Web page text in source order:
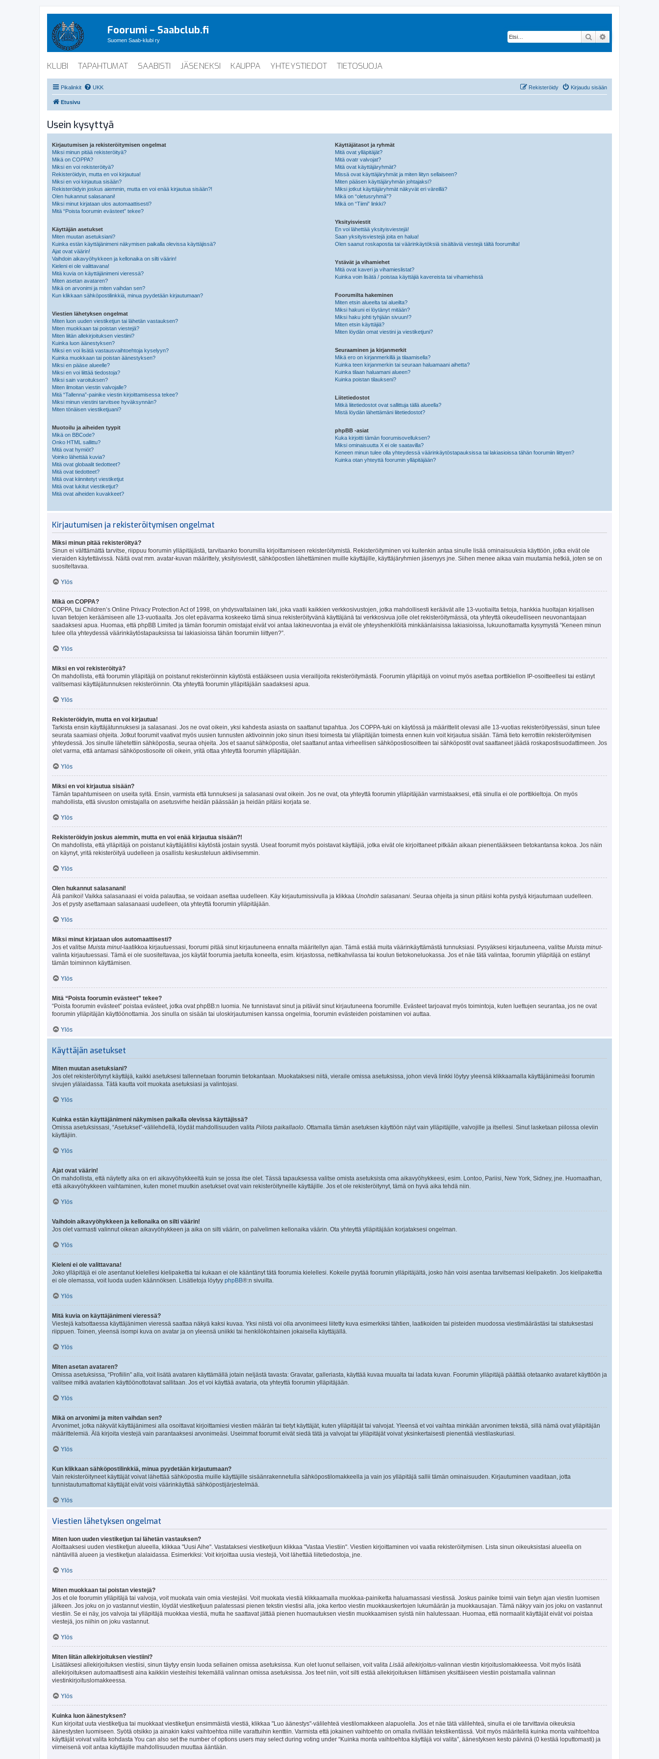
Foorumi – Saabclub.fi
Suomen Saab-klubi ry Etsi
KLUBI TAPAHTUMAT SAABISTI JÄSENEKSI KAUPPA YHTEYSTIEDOT TIETOSUOJA
Pikalinkit UKK Kirjaudu sisään
Rekisteröidy
Etusivu
Usein kysyttyä
Kirjautumisen ja rekisteröitymisen ongelmat
Miksi minun pitää rekisteröityä?
Mikä on COPPA?
Miksi en voi rekisteröityä?
Rekisteröidyin, mutta en voi kirjautua!
Miksi en voi kirjautua sisään?
Rekisteröidyin joskus aiemmin, mutta en voi enää kirjautua sisään?!
Olen hukannut salasanani!
Miksi minut kirjataan ulos automaattisesti?
Mitä “Poista foorumin evästeet” tekee?
Käyttäjän asetukset
Miten muutan asetuksiani?
Kuinka estän käyttäjänimeni näkymisen paikalla olevissa käyttäjissä?
Ajat ovat väärin!
Vaihdoin aikavyöhykkeen ja kellonaika on silti väärin!
Kieleni ei ole valittavana!
Mitä kuvia on käyttäjänimeni vieressä?
Miten asetan avataren?
Mikä on arvonimi ja miten vaihdan sen?
Kun klikkaan sähköpostilinkkiä, minua pyydetään kirjautumaan?
Viestien lähetyksen ongelmat
Miten luon uuden viestiketjun tai lähetän vastauksen?
Miten muokkaan tai poistan viestejä?
Miten liitän allekirjoituksen viestiini?
Kuinka luon äänestyksen?
Miksi en voi lisätä vastausvaihtoehtoja kyselyyn?
Kuinka muokkaan tai poistan äänestyksen?
Miksi en pääse alueelle?
Miksi en voi liittää tiedostoja?
Miksi sain varoituksen?
Miten ilmoitan viestin valvojalle?
Mitä “Tallenna”-painike viestin kirjoittamisessa tekee?
Miksi minun viestini tarvitsee hyväksynnän?
Miten tönäisen viestiketjuani?
Muotoilu ja aiheiden tyypit
Mikä on BBCode?
Onko HTML sallittu?
Mitä ovat hymiöt?
Voinko lähettää kuvia?
Mitä ovat globaalit tiedotteet?
Mitä ovat tiedotteet?
Mitä ovat kiinnitetyt viestiketjut
Mitä ovat lukitut viestiketjut?
Mitä ovat aiheiden kuvakkeet?
Käyttäjätasot ja ryhmät
Mitä ovat ylläpitäjät?
Mitä ovatr valvojat?
Mitä ovat käyttäjäryhmät?
Missä ovat käyttäjäryhmät ja miten liityn sellaiseen?
Miten pääsen käyttäjäryhmän johtajaksi?
Miksi jotkut käyttäjäryhmät näkyvät eri väreillä?
Mikä on “oletusryhmä”?
Mikä on “Tiimi” linkki?
Yksityisviestit
En voi lähettää yksityisviestejä!
Saan yksityisviestejä joita en halua!
Olen saanut roskapostia tai väärinkäytöksiä sisältäviä viestejä tältä foorumilta!
Ystävät ja vihamiehet
Mitä ovat kaveri ja vihamieslistat?
Kuinka voin lisätä / poistaa käyttäjiä kavereista tai vihamiehistä
Foorumilta hakeminen
Miten etsin alueelta tai alueilta?
Miksi hakuni ei löytänyt mitään?
Miksi haku johti tyhjään sivuun!?
Miten etsin käyttäjiä?
Miten löydän omat viestini ja viestiketjuni?
Seuraaminen ja kirjanmerkit
Mikä ero on kirjanmerkillä ja tilaamisella?
Kuinka teen kirjanmerkin tai seuraan haluamaani aihetta?
Kuinka tilaan haluamani alueen?
Kuinka poistan tilaukseni?
Liitetiedostot
Mitkä liitetiedostot ovat sallittuja tällä alueella?
Mistä löydän lähettämäni liitetiedostot?
phpBB -asiat
Kuka kirjoitti tämän foorumisovelluksen?
Miksi ominaisuutta X ei ole saatavilla?
Keneen minun tulee olla yhteydessä väärinkäytöstapauksissa tai lakiasioissa tähän foorumiin liittyen?
Kuinka otan yhteyttä foorumin ylläpitäjään?
Kirjautumisen ja rekisteröitymisen ongelmat
Miksi minun pitää rekisteröityä?
Sinun ei välttämättä tarvitse, riippuu foorumin ylläpitäjästä, tarvitaanko foorumilla kirjoittamiseen rekisteröitymistä. Rekisteröityminen voi kuitenkin antaa sinulle lisää ominaisuuksia käyttöön, jotka eivät ole
vieraiden käytettävissä. Näitä ovat mm. avatar-kuvan määrittely, yksityisviestit, sähköpostien lähettäminen muille käyttäjille, käyttäjäryhmien jäsenyys jne. Siihen menee aikaa vain muutamia hetkiä, joten se on
suositeltavaa.
Ylös
Mikä on COPPA?
COPPA, tai Children’s Online Privacy Protection Act of 1998, on yhdysvaltalainen laki, joka vaatii kaikkien verkkosivustojen, jotka mahdollisesti keräävät alle 13-vuotiailta tietoja, hankkia huoltajan kirjallisen
luvan tietojen keräämiseen alle 13-vuotiaalta. Jos olet epävarma koskeeko tämä sinua rekisteröityvänä käyttäjänä tai verkkosivua jolle olet rekisteröitymässä, ota yhteyttä oikeudelliseen neuvonantajaan
saadaksesi apua. Huomaa, että phpBB Limited ja tämän foorumin omistajat eivät voi antaa lakineuvontaa ja eivät ole yhteyshenkilöitä minkäänlaisissa lakiasioissa, lukuunottamatta kysymystä “Keneen minun
tulee olla yhteydessä väärinkäytöstapauksissa tai lakiasioissa tähän foorumiin liittyen?”.
Ylös
Miksi en voi rekisteröityä?
On mahdollista, että foorumin ylläpitäjä on poistanut rekisteröinnin käytöstä estääkseen uusia vierailijoita rekisteröitymästä. Foorumin ylläpitäjä on voinut myös asettaa porttikiellon IP-osoitteellesi tai estänyt
valitsemasi käyttäjätunnuksen rekisteröinnin. Ota yhteyttä foorumin ylläpitäjään saadaksesi apua.
Ylös
Rekisteröidyin, mutta en voi kirjautua!
Tarkista ensin käyttäjätunnuksesi ja salasanasi. Jos ne ovat oikein, yksi kahdesta asiasta on saattanut tapahtua. Jos COPPA-tuki on käytössä ja määrittelit olevasi alle 13-vuotias rekisteröityessäsi, sinun tulee
seurata saamiasi ohjeita. Jotkut foorumit vaativat myös uusien tunnusten aktivoinnin joko sinun itsesi toimesta tai ylläpitäjän toimesta ennen kuin voit kirjautua sisään. Tämä tieto kerrottiin rekisteröitymisen
yhteydessä. Jos sinulle lähetettiin sähköpostia, seuraa ohjeita. Jos et saanut sähköpostia, olet saattanut antaa virheellisen sähköpostiosoitteen tai sähköpostit ovat saattaneet jäädä roskapostisuodattimeen. Jos
olet varma, että antamasi sähköpostiosoite oli oikein, yritä ottaa yhteyttä foorumin ylläpitäjään.
Ylös
Miksi en voi kirjautua sisään?
Tämän tapahtumiseen on useita syitä. Ensin, varmista että tunnuksesi ja salasanasi ovat oikein. Jos ne ovat, ota yhteyttä foorumin ylläpitäjään varmistaaksesi, että sinulla ei ole porttikieltoja. On myös
mahdollista, että sivuston omistajalla on asetusvirhe heidän päässään ja heidän pitäisi korjata se.
Ylös
Rekisteröidyin joskus aiemmin, mutta en voi enää kirjautua sisään?!
On mahdollista, että ylläpitäjä on poistanut käyttäjätilisi käytöstä jostain syystä. Useat foorumit myös poistavat käyttäjiä, jotka eivät ole kirjoittaneet pitkään aikaan pienentääkseen tietokantansa kokoa. Jos näin
on käynyt, yritä rekisteröityä uudelleen ja osallistu keskusteluun aktiivisemmin.
Ylös
Olen hukannut salasanani!
Älä panikoi! Vaikka salasanaasi ei voida palauttaa, se voidaan asettaa uudelleen. Käy kirjautumissivulla ja klikkaa Unohdin salasanani . Seuraa ohjeita ja sinun pitäisi kohta pystyä kirjautumaan uudelleen.
Jos et pysty asettamaan salasanaasi uudelleen, ota yhteyttä foorumin ylläpitäjään.
Ylös
Miksi minut kirjataan ulos automaattisesti?
Jos et valitse Muista minut-laatikkoa kirjautuessasi, foorumi pitää sinut kirjautuneena ennalta määritellyn ajan. Tämä estää muita väärinkäyttämästä tunnuksiasi. Pysyäksesi kirjautuneena, valitse Muista minut-
valinta kirjautuessasi. Tämä ei ole suositeltavaa, jos käytät foorumia jaetulta koneelta, esim. kirjastossa, nettikahvilassa tai koulun tietokoneluokassa. Jos et näe tätä valintaa, foorumin ylläpitäjä on estänyt
tämän toiminnon käyttämisen.
Ylös
Mitä “Poista foorumin evästeet” tekee?
“Poista foorumin evästeet” poistaa evästeet, jotka ovat phpBB:n luomia. Ne tunnistavat sinut ja pitävät sinut kirjautuneena foorumille. Evästeet tarjoavat myös toimintoja, kuten luettujen seurantaa, jos ne ovat
foorumin ylläpitäjän käyttöönottamia. Jos sinulla on sisään tai uloskirjautumisen kanssa ongelmia, foorumin evästeiden poistaminen voi auttaa.
Ylös
Käyttäjän asetukset
Miten muutan asetuksiani?
Jos olet rekisteröitynyt käyttäjä, kaikki asetuksesi tallennetaan foorumin tietokantaan. Muokataksesi niitä, vieraile omissa asetuksissa, johon vievä linkki löytyy yleensä klikkaamalla käyttäjänimeäsi foorumin
sivujen ylälaidassa. Tätä kautta voit muokata asetuksiasi ja valintojasi.
Ylös
Kuinka estän käyttäjänimeni näkymisen paikalla olevissa käyttäjissä?
Omissa asetuksissasi, “Asetukset”-välilehdellä, löydät mahdollisuuden valita Piilota paikallaolo . Ottamalla tämän asetuksen käyttöön näyt vain ylläpitäjille, valvojille ja itsellesi. Sinut lasketaan piilossa oleviin
käyttäjiin.
Ylös
Ajat ovat väärin!
On mahdollista, että näytetty aika on eri aikavyöhykkeeltä kuin se jossa itse olet. Tässä tapauksessa valitse omista asetuksista oma aikavyöhykkeesi, esim. Lontoo, Pariisi, New York, Sidney, jne. Huomaathan,
että aikavyöhykkeen vaihtaminen, kuten monet muutkin asetukset ovat vain rekisteröityneille käyttäjille. Jos et ole rekisteröitynyt, tämä on hyvä aika tehdä niin.
Ylös
Vaihdoin aikavyöhykkeen ja kellonaika on silti väärin!
Jos olet varmasti valinnut oikean aikavyöhykkeen ja aika on silti väärin, on palvelimen kellonaika väärin. Ota yhteyttä ylläpitäjään korjataksesi ongelman.
Ylös
Kieleni ei ole valittavana!
Joko ylläpitäjä ei ole asentanut kielellesi kielipakettia tai kukaan ei ole kääntänyt tätä foorumia kielellesi. Kokeile pyytää foorumin ylläpitäjältä, josko hän voisi asentaa tarvitsemasi kielipaketin. Jos kielipakettia
ei ole olemassa, voit luoda uuden käännöksen. Lisätietoja löytyy phpBB®:n sivuilta.
Ylös
Mitä kuvia on käyttäjänimeni vieressä?
Viestejä katsottaessa käyttäjänimen vieressä saattaa näkyä kaksi kuvaa. Yksi niistä voi olla arvonimeesi liitetty kuva esimerkiksi tähtien, laatikoiden tai pisteiden muodossa viestimäärästäsi tai statuksestasi
riippuen. Toinen, yleensä isompi kuva on avatar ja on yleensä uniikki tai henkilökohtainen jokaisella käyttäjällä.
Ylös
Miten asetan avataren?
Omissa asetuksissa, “Profiilin” alla, voit lisätä avataren käyttämällä jotain neljästä tavasta: Gravatar, galleriasta, käyttää kuvaa muualta tai ladata kuvan. Foorumin ylläpitäjä päättää otetaanko avataret käyttöön ja
valitsee mitkä avatarien käyttöönottotavat sallitaan. Jos et voi käyttää avataria, ota yhteyttä foorumin ylläpitäjään.
Ylös
Mikä on arvonimi ja miten vaihdan sen?
Arvonimet, jotka näkyvät käyttäjänimesi alla osoittavat kirjoittamiesi viestien määrän tai tietyt käyttäjät, kuten ylläpitäjät tai valvojat. Yleensä et voi vaihtaa minkään arvonimen tekstiä, sillä nämä ovat ylläpitäjän
määrittelemiä. Älä kirjoita viestejä vain parantaaksesi arvonimeäsi. Useimmat foorumit eivät siedä tätä ja valvojat tai ylläpitäjät voivat yksinkertaisesti pienentää viestilaskuriasi.
Ylös
Kun klikkaan sähköpostilinkkiä, minua pyydetään kirjautumaan?
Vain rekisteröityneet käyttäjät voivat lähettää sähköpostia muille käyttäjille sisäänrakennetulla sähköpostilomakkeella ja vain jos ylläpitäjä sallii tämän ominaisuuden. Kirjautuminen vaaditaan, jotta
tunnistautumattomat käyttäjät eivät voisi väärinkäyttää sähköpostijärjestelmää.
Ylös
Viestien lähetyksen ongelmat
Miten luon uuden viestiketjun tai lähetän vastauksen?
Aloittaaksesi uuden viestiketjun alueella, klikkaa "Uusi Aihe". Vastataksesi viestiketjuun klikkaa "Vastaa Viestiin". Viestien kirjoittaminen voi vaatia rekisteröitymisen. Lista sinun oikeuksistasi alueella on
nähtävillä alueen ja viestiketjun alalaidassa. Esimerkiksi: Voit kirjoittaa uusia viestejä, Voit lähettää liitetiedostoja, jne.
Ylös
Miten muokkaan tai poistan viestejä?
Jos et ole foorumin ylläpitäjä tai valvoja, voit muokata vain omia viestejäsi. Voit muokata viestiä klikkaamalla muokkaa-painiketta haluamassasi viestissä. Joskus painike toimii vain tietyn ajan viestin luomisen
jälkeen. Jos joku on jo vastannut viestiin, löydät viestiketjuun palatessasi pienen tekstin viestisi alla, joka kertoo viestin muokkauskertojen lukumäärän ja muokkausajan. Tämä näkyy vain jos joku on vastannut
viestiin. Se ei näy, jos valvoja tai ylläpitäjä muokkaa viestiä, mutta he saattavat jättää pienen huomautuksen viestin muokkaamisen syistä niin halutessaan. Huomaa, että normaalit käyttäjät eivät voi poistaa
viestejä, jos niihin on joku vastannut.
Ylös
Miten liitän allekirjoituksen viestiini?
Lisätäksesi allekirjoituksen viestiisi, sinun täytyy ensin luoda sellainen omissa asetuksissa. Kun olet luonut sellaisen, voit valita Lisää allekirjoitus-valinnan viestin kirjoituslomakkeessa. Voit myös lisätä
allekirjoituksen automaattisesti aina kaikkiin viesteihisi tekemällä valinnan omissa asetuksissa. Jos teet niin, voit silti estää allekirjoituksen liittämisen yksittäiseen viestiin poistamalla valinnan
viestinkirjoituslomakkeessa.
Ylös
Kuinka luon äänestyksen?
Kun kirjoitat uuta viestiketjua tai muokkaat viestiketjun ensimmäistä viestiä, klikkaa "Luo äänestys"-välilehteä viestilomakkeen alapuolella. Jos et näe tätä välilehteä, sinulla ei ole tarvittavia oikeuksia
äänestysten luomiseen. Syötä otsikko ja ainakin kaksi vaihtoehtoa niille varattuihin kenttiin. Varmista että jokainen vaihtoehto on omalla rivillään tekstikentässä. Voit myös määritellä kuinka monta vaihtoehtoa
käyttäjät voivat valita kohdasta You can also set the number of options users may select during voting under “Kuinka monta vaihtoehtoa käyttäjä voi valita”, äänestyksen kesto päivinä (0 kestää loputtomasti) ja
viimeisenä voit antaa käyttäjille mahdollisuuden muuttaa ääntään.